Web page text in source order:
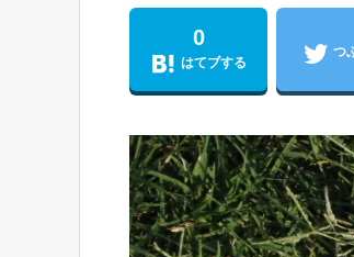
0
はてブする
つ